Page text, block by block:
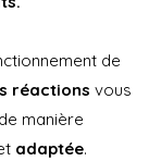
de
réactions vous
manière
adaptée.